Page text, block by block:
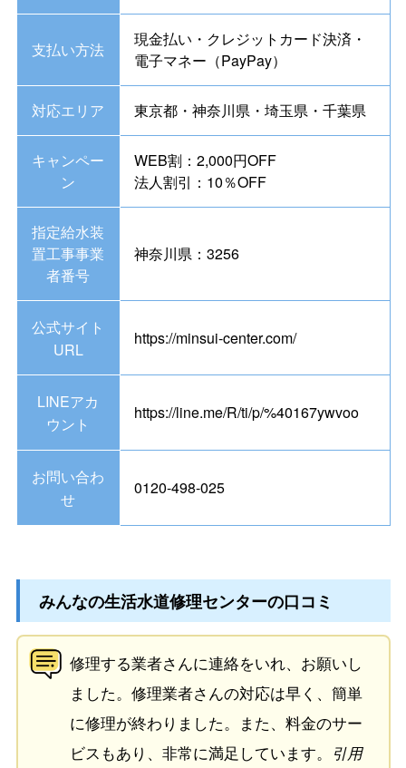
支払い方法
現金払い・クレジットカード決済・
電子マネー（PayPay）
対応エリア 東京都・神奈川県・埼玉県・千葉県
キャンペー
ン
WEB割：2,000円OFF
法人割引：10％OFF
指定給水装
置工事事業
者番号
神奈川県：3256
公式サイト
URL
https://minsui-center.com/
LINEアカ
ウント
https://line.me/R/ti/p/%40167ywvoo
お問い合わ
せ
0120-498-025
みんなの生活水道修理センターの口コミ
修理する業者さんに連絡をいれ、お願いし
ました。修理業者さんの対応は早く、簡単
に修理が終わりました。また、料金のサー
ビスもあり、非常に満足しています。 引用